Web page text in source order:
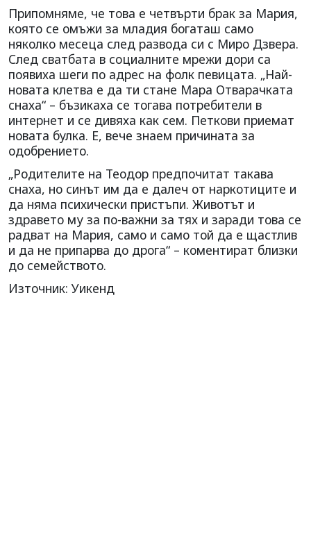
Припомняме, че това е четвърти брак за Мария,
която се омъжи за младия богаташ само
няколко месеца след развода си с Миро Дзвера.
След сватбата в социалните мрежи дори са
появиха шеги по адрес на фолк певицата. „Най-
новата клетва е да ти стане Мара Отварачката
снаха“ – бъзикаха се тогава потребители в
интернет и се дивяха как сем. Петкови приемат
новата булка. Е, вече знаем причината за
одобрението.
„Родителите на Теодор предпочитат такава
снаха, но синът им да е далеч от наркотиците и
да няма психически пристъпи. Животът и
здравето му за по-важни за тях и заради това се
радват на Мария, само и само той да е щастлив
и да не припарва до дрога“ – коментират близки
до семейството.
Източник: Уикенд